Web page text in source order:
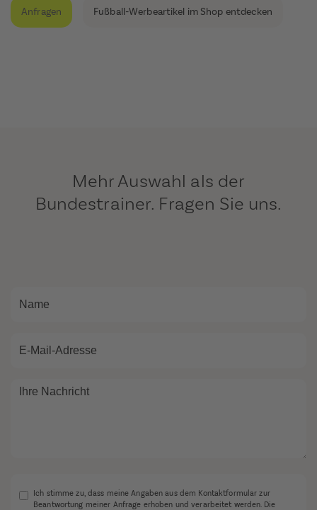
Anfragen Fußball-Werbeartikel im Shop entdecken
Mehr Auswahl als der
Bundestrainer. Fragen Sie uns.
Ich stimme zu, dass meine Angaben aus dem Kontaktformular zur
Beantwortung meiner Anfrage erhoben und verarbeitet werden. Die